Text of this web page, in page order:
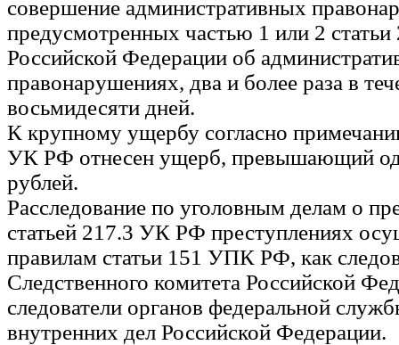
совершение административных
предусмотренных частью 1 или 2 статьи
Российской Федерации об
правонарушениях, два и более раза в
восьмидесяти дней.
К крупному ущербу согласно
УК РФ отнесен ущерб, превышающий
рублей.
Расследование по уголовным делам о
статьей 217.3 УК РФ преступлениях
правилам статьи 151 УПК РФ, как
Следственного комитета Российской
следователи органов федеральной
внутренних дел Российской Федерации.